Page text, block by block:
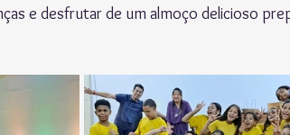
e desfrutar de um almoço delicioso